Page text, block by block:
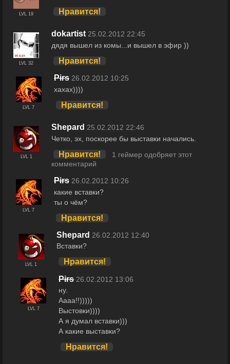
LVL 19 Нравится!
LVL 32
dokartist 25.02.2012 22:45
дядя вышел из комы...и вышел в эфир ))
Нравится!
LVL 7
Pirs 26.02.2012 10:25
хахах))))
Нравится!
LVL 1
Shepard 25.02.2012 22:46
Четко, эх, поскорее бы выставки начались.
Нравится!
1 геймер одобряет этот
комментарий
LVL 7
Pirs 26.02.2012 10:26
какие вставки?
ты о чём?
Нравится!
LVL 1
Shepard 26.02.2012 12:40
Вставки?
Нравится!
LVL 7
Pirs 26.02.2012 13:06
ну.
Аааа!!)))))
Выстовки))))
А я думал вставки)))
А какие выставки?
Нравится!